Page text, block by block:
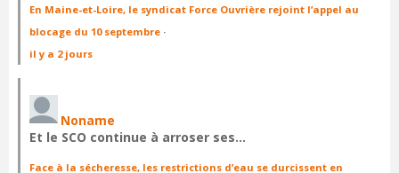
En Maine-et-Loire, le syndicat Force Ouvrière rejoint l’appel au
blocage du 10 septembre ·
il y a 2 jours
Noname
Et le SCO continue à arroser ses…
Face à la sécheresse, les restrictions d’eau se durcissent en